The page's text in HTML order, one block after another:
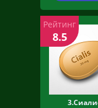
Рейтинг
8.5